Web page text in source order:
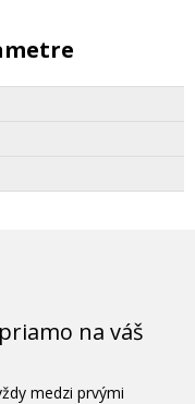
na váš
medzi prvými